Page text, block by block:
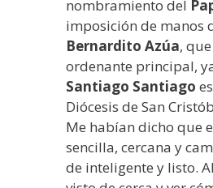
nombramiento del
imposición de manos
Bernardito Azúa,
ordenante principal,
Santiago Santiago
Diócesis de San
Me habían dicho que
sencilla, cercana y
de inteligente y listo.